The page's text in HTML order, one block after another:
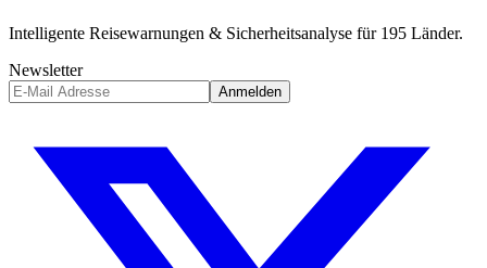
Intelligente Reisewarnungen & Sicherheitsanalyse für 195 Länder.
Newsletter
Anmelden